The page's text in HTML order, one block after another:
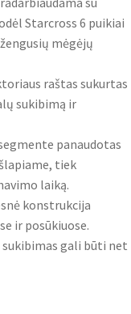
Starcross 6 puikiai
mėgėjų
raštas sukurtas
sukibimą ir
panaudotas
tiek
laiką.
konstrukcija
ir posūkiuose.
gali būti net